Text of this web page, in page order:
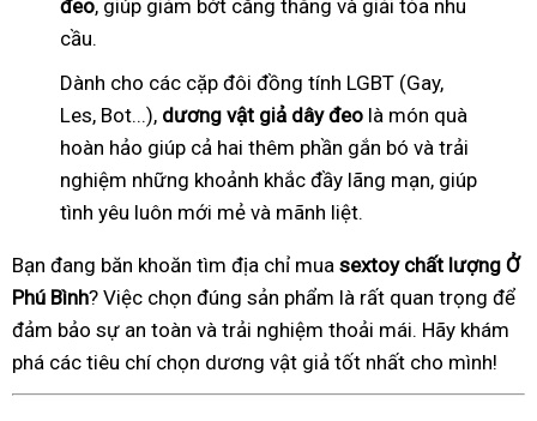
đeo, giúp giảm bớt căng thẳng và giải tỏa nhu
cầu.
Dành cho các cặp đôi đồng tính LGBT (Gay,
Les, Bot...), dương vật giả dây đeo là món quà
hoàn hảo giúp cả hai thêm phần gắn bó và trải
nghiệm những khoảnh khắc đầy lãng mạn, giúp
tình yêu luôn mới mẻ và mãnh liệt.
Bạn đang băn khoăn tìm địa chỉ mua sextoy chất lượng Ở
Phú Bình? Việc chọn đúng sản phẩm là rất quan trọng để
đảm bảo sự an toàn và trải nghiệm thoải mái. Hãy khám
phá các tiêu chí chọn dương vật giả tốt nhất cho mình!